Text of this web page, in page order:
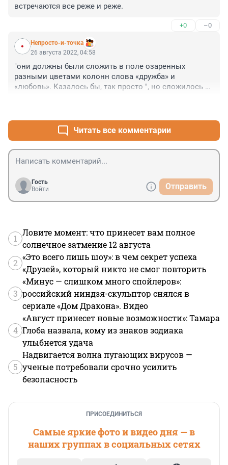
встречаются все реже и реже.
+0 –0
Непросто-и-точка
26 августа 2022, 04:58
"они должны были сложить в поле озаренных
разными цветами колонн слова «дружба» и
«любовь». Казалось бы, так просто ", но сложилось
Читать все комментарии
Гость
Войти
Отправить
1
Ловите момент: что принесет вам полное
солнечное затмение 12 августа
2
«Это всего лишь шоу»: в чем секрет успеха
«Друзей», который никто не смог повторить
3
«Минус — слишком много спойлеров»:
российский ниндзя-скульптор снялся в
сериале «Дом Дракона». Видео
4
«Август принесет новые возможности»: Тамара
Глоба назвала, кому из знаков зодиака
улыбнется удача
5
Надвигается волна пугающих вирусов —
ученые потребовали срочно усилить
безопасность
ПРИСОЕДИНИТЬСЯ
Самые яркие фото и видео дня — в
наших группах в социальных сетях